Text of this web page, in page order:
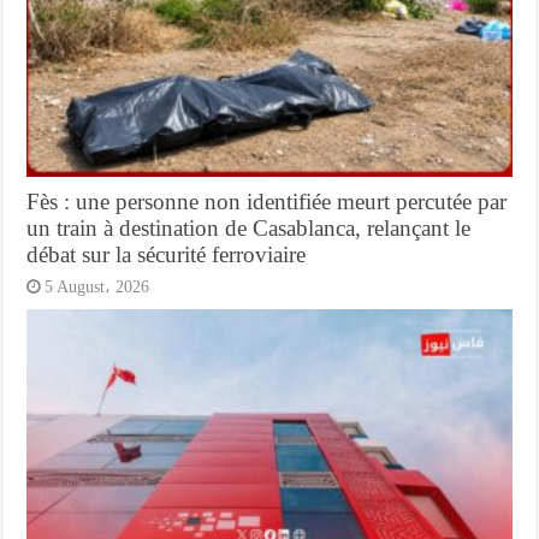
Fès : une personne non identifiée meurt percutée par
un train à destination de Casablanca, relançant le
débat sur la sécurité ferroviaire
5 August، 2026